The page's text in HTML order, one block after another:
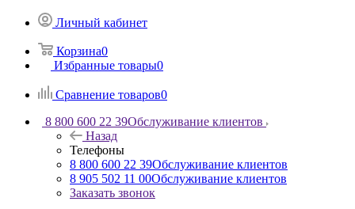
Личный кабинет
Корзина0
Избранные товары0
Сравнение товаров0
8 800 600 22 39Обслуживание клиентов
Назад
Телефоны
8 800 600 22 39Обслуживание клиентов
8 905 502 11 00Обслуживание клиентов
Заказать звонок